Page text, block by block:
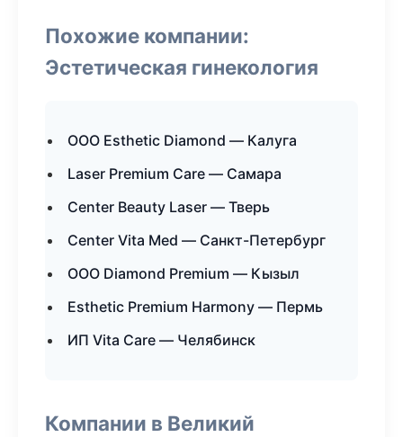
Похожие компании:
Эстетическая гинекология
ООО Esthetic Diamond — Калуга
Laser Premium Care — Самара
Center Beauty Laser — Тверь
Center Vita Med — Санкт-Петербург
ООО Diamond Premium — Кызыл
Esthetic Premium Harmony — Пермь
ИП Vita Care — Челябинск
Компании в Великий